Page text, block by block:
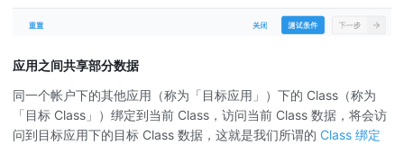
应用之间共享部分数据
同一个帐户下的其他应用（称为「目标应用」）下的 Class（称为
「目标 Class」）绑定到当前 Class，访问当前 Class 数据，将会访
问到目标应用下的目标 Class 数据，这就是我们所谓的 Class 绑定